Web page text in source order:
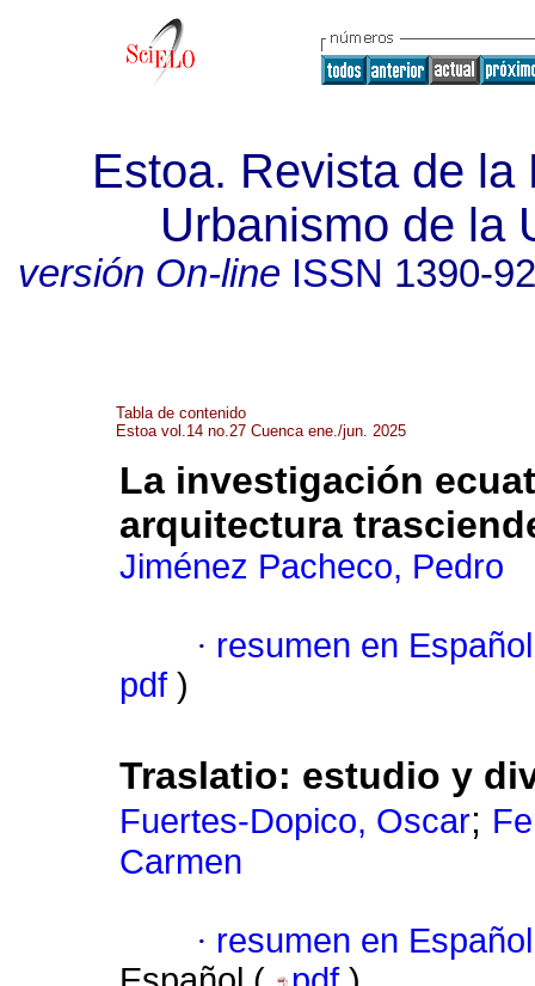
Estoa. Revista de la
Urbanismo de la
versión On-lineISSN 1390-
Tabla de contenido
Estoa vol.14 no.27 Cuenca ene./jun. 2025
La investigación
arquitectura
Jiménez Pacheco, Pedro
· resumen en Español
pdf )
Traslatio: estudio y
Fuertes-Dopico, Oscar;
Carmen
· resumen en Español